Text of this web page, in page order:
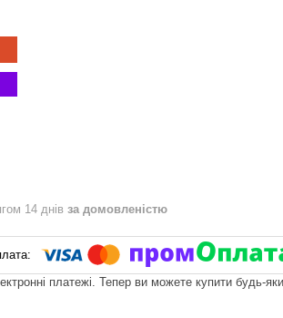
14 днів за домовленістю
платежі. Тепер ви можете купити будь-